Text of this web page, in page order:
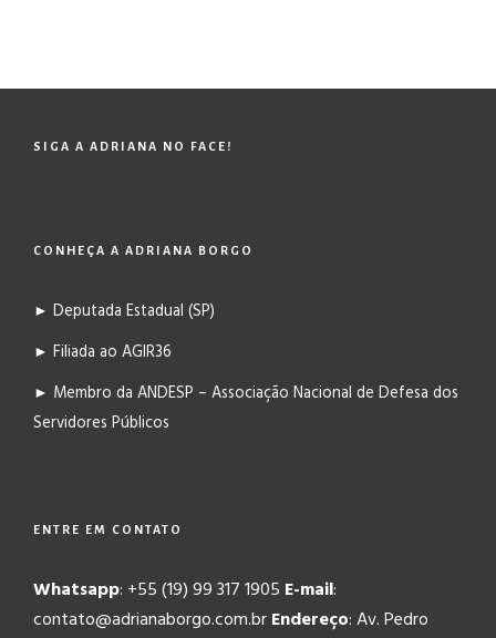
SIGA A ADRIANA NO FACE!
CONHEÇA A ADRIANA BORGO
► Deputada Estadual (SP)
► Filiada ao AGIR36
► Membro da ANDESP – Associação Nacional de Defesa dos
Servidores Públicos
ENTRE EM CONTATO
Whatsapp: +55 (19) 99 317 1905 E-mail:
contato@adrianaborgo.com.brEndereço: Av. Pedro